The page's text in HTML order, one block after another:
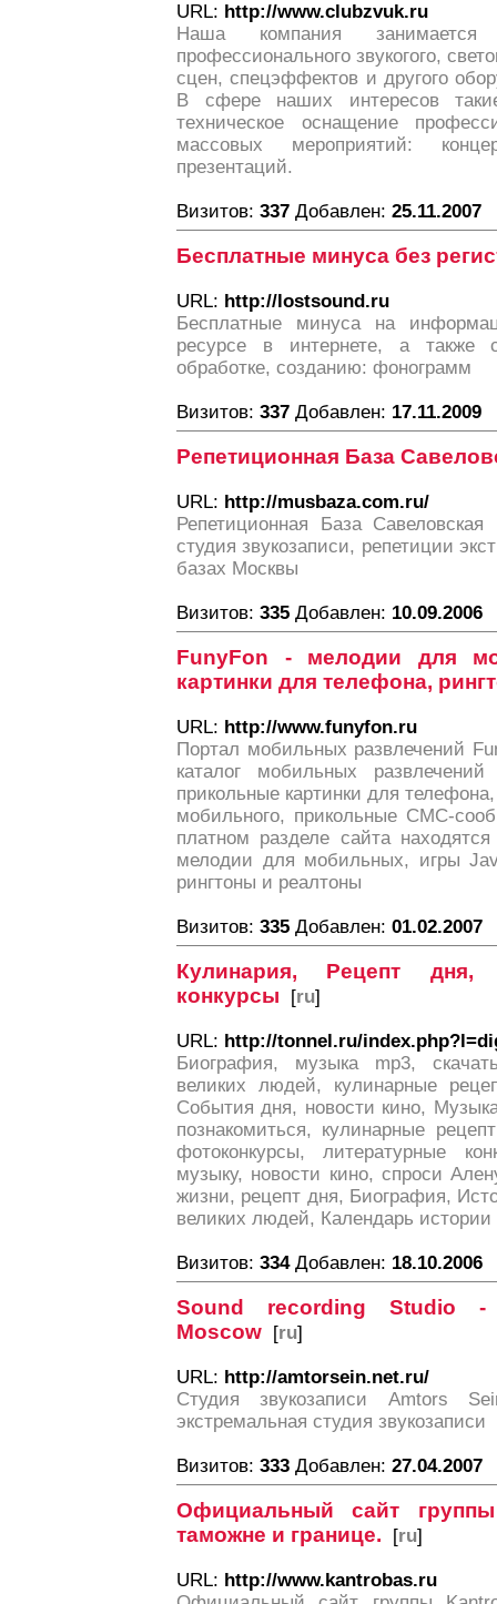
URL: http://www.clubzvuk.ru
Наша компания
профессионального звукогого,
сцен, спецэффектов и другого
В сфере наших интересов
техническое оснащение
массовых мероприятий:
презентаций.
Визитов: 337 Добавлен: 25.11.2007
Бесплатные минуса без
URL: http://lostsound.ru
Бесплатные минуса на
ресурсе в интернете, а также
обработке, созданию: фонограмм
Визитов: 337 Добавлен: 17.11.2009
Репетиционная База
URL: http://musbaza.com.ru/
Репетиционная База
студия звукозаписи, репетиции
базах Москвы
Визитов: 335 Добавлен: 10.09.2006
FunyFon - мелодии для
картинки для телефона,
URL: http://www.funyfon.ru
Портал мобильных развлечений
каталог мобильных
прикольные картинки для
мобильного, прикольные СМС-
платном разделе сайта
мелодии для мобильных, игры
рингтоны и реалтоны
Визитов: 335 Добавлен: 01.02.2007
Кулинария, Рецепт дня,
конкурсы [ru]
URL: http://tonnel.ru/
Биография, музыка mp3,
великих людей, кулинарные
События дня, новости кино,
познакомиться, кулинарные
фотоконкурсы, литературные
музыку, новости кино, спроси
жизни, рецепт дня, Биография,
великих людей, Календарь истории
Визитов: 334Добавлен: 18.10.2006
Sound recording Studio -
Moscow [ru]
URL: http://amtorsein.net.ru/
Студия звукозаписи Amtors
экстремальная студия звукозаписи
Визитов: 333 Добавлен: 27.04.2007
Официальный сайт
таможне и границе. [ru]
URL: http://www.kantrobas.ru